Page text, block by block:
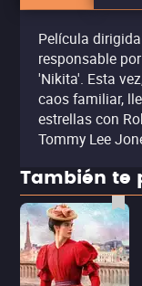
Película
responsable
'Nikita'. Esta
caos familiar,
estrellas con
Tommy Lee
También te